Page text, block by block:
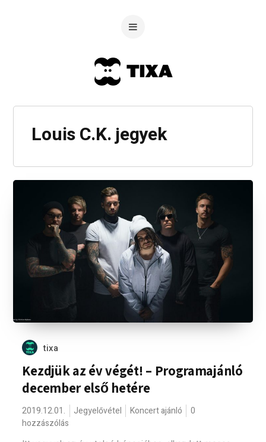
Louis C.K. jegyek
tixa
Kezdjük az év végét! – Programajánló
december első hetére
2019.12.01. Jegyelővétel Koncert ajánló
0
hozzászólás